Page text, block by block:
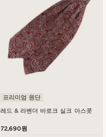
레드 & 라벤더 바로크 실크 아스콧
프리미엄 원단
72,690원